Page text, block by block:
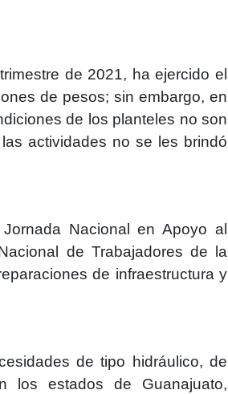
de 2021, ha ejercido el
de pesos; sin embargo, en
de los planteles no son
actividades no se les brindó
Nacional en Apoyo al
de Trabajadores de la
de infraestructura y
de tipo hidráulico, de
los estados de Guanajuato,